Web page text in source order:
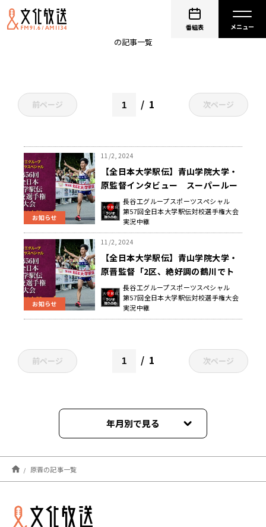
番組表
の記事一覧
前ページ 1 次ページ
お知らせ
11/2, 2024
【全日本大学駅伝】青山学院大学・
原監督インタビュー スーパールー
キー・折田壮太に「私自身わくわく
しています」
長谷工グループスポーツスペシャル
第57回全日本大学駅伝対校選手権大会
実況中継
お知らせ
11/2, 2024
【全日本大学駅伝】青山学院大学・
原晋監督「2区、絶好調の鶴川でト
ップに」 ～前日監督会見
長谷工グループスポーツスペシャル
第57回全日本大学駅伝対校選手権大会
実況中継
前ページ 1 次ページ
年月別で見る
2026年01月
2025年12月
2025年11月
原晋の記事一覧